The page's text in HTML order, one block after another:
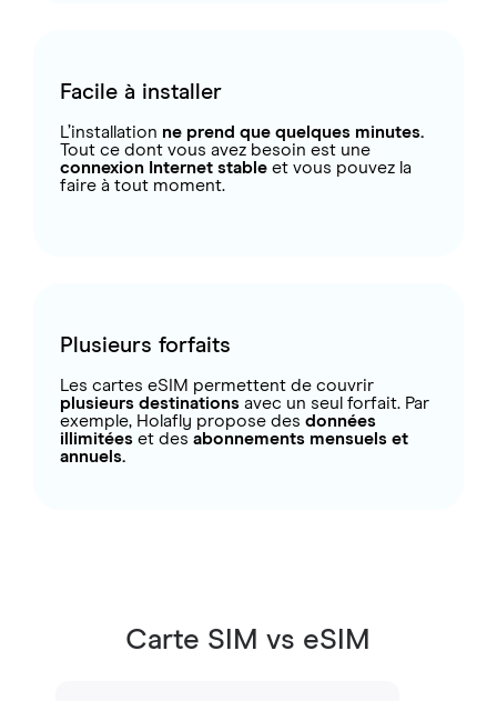
Facile à installer
L’installation ne prend que quelques minutes.
Tout ce dont vous avez besoin est une
connexion Internet stableet vous pouvez la
faire à tout moment.
Plusieurs forfaits
Les cartes eSIM permettent de couvrir
plusieurs destinationsavec un seul forfait. Par
exemple, Holafly propose des données
illimitéeset des abonnements mensuels et
annuels.
Carte SIM vs eSIM